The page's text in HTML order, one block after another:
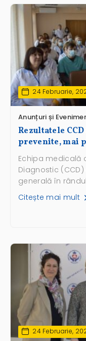
24 Februarie,
Anunțuri și
Rezultatele
prevenite, mai
Echipa medicală
Diagnostic
generală în
Citește mai mult
24 Februarie,